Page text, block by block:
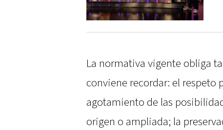
La normativa vigente obliga
conviene recordar: el respeto
agotamiento de las
origen o ampliada; la